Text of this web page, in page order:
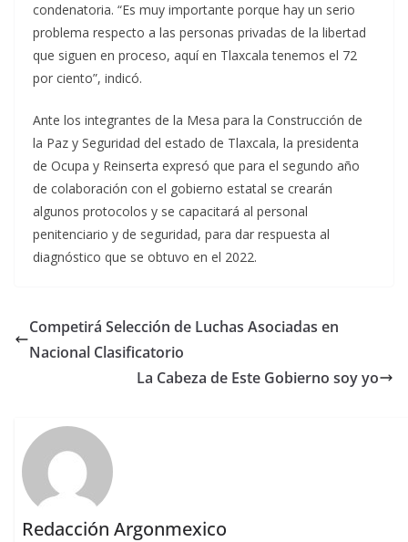
condenatoria. “Es muy importante porque hay un serio
problema respecto a las personas privadas de la libertad
que siguen en proceso, aquí en Tlaxcala tenemos el 72
por ciento”, indicó.
Ante los integrantes de la Mesa para la Construcción de
la Paz y Seguridad del estado de Tlaxcala, la presidenta
de Ocupa y Reinserta expresó que para el segundo año
de colaboración con el gobierno estatal se crearán
algunos protocolos y se capacitará al personal
penitenciario y de seguridad, para dar respuesta al
diagnóstico que se obtuvo en el 2022.
Competirá Selección de Luchas Asociadas en
Nacional Clasificatorio
La Cabeza de Este Gobierno soy yo
Redacción Argonmexico